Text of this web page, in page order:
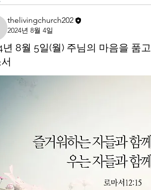
thelivingchurch202
2024년 8월 4일
년 8월 5일(월) 주님의 마음을 품